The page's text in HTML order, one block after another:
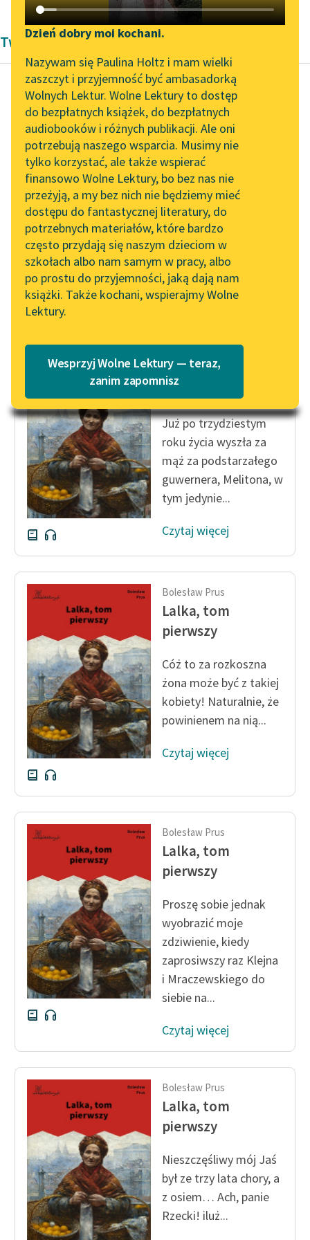
Katalog DAISY
Podkasty o książkach
Zgłoś brak utworu
Aktualności
„Prokurator Alicja Horn”
do słuchania
Byliśmy częścią AI Impact
Lab
Zapraszamy na spotkanie
online z tłumaczkami
literatury skandynawskiej
Spotkanie z Katarzyną
Tunkiel w Oslo
102. lata temu zmarł
Joseph Conrad
Lektury szkolne i klasyka
literatury do słuchania dla
uczennic i uczniów z
niepełnosprawnościami
E-kolekcja lektur
szkolnych i literatury do
słuchania dla uczennic i
uczniów z
niepełnosprawnościami
Feministyczne inspiracje.
skandynawskiej literatury
feministycznej
Ręce pełne poezji
Kolekcje edukacyjne
twórców przechodzących
do domeny publicznej,
lektur szkolnych oraz
Starego Testamentu
Odkurzamy bohaterów
Szkoła Poezji Wolnych
Lektur
Narzędzia
Mapa Wolnych Lektur
Leśmianator
Przewodnik dla piszących i
czytających
API
OAI-PMH
Widget Wolnych Lektur
Przypisy
Katalog w formacie PDF
O nas
O projekcie
Zespół
Zasady wykorzystania
Wolnych Lektur
Logotypy
Regulamin biblioteki
Dane fundacji i
sprawozdania finansowe
Regulamin darowizn
Informacja o treściach
wrażliwych
Deklaracja dostępności
Dzień dobry moi kochani.
Nazywam się Paulina Holtz i mam wielki
zaszczyt i przyjemność być ambasadorką
Wolnych Lektur. Wolne Lektury to dostęp
do bezpłatnych książek, do bezpłatnych
audiobooków i różnych publikacji. Ale oni
potrzebują naszego wsparcia. Musimy nie
tylko korzystać, ale także wspierać
finansowo Wolne Lektury, bo bez nas nie
przeżyją, a my bez nich nie będziemy mieć
dostępu do fantastycznej literatury, do
potrzebnych materiałów, które bardzo
często przydają się naszym dzieciom w
szkołach albo nam samym w pracy, albo
po prostu do przyjemności, jaką dają nam
książki. Także kochani, wspierajmy Wolne
Lektury.
Wesprzyj Wolne Lektury — teraz,
zanim zapomnisz
Twórczość Bolesław Prus
Bolesław Prus
Lalka, tom
pierwszy
— Czy mogę spytać —
rzekła drżącym głosem
— ile panu winien jest
ten pan, który dopiero
co...
Czytaj więcej
Lalka, tom
pierwszy
Już po trzydziestym
roku życia wyszła za
mąż za podstarzałego
guwernera, Melitona, w
tym jedynie...
Czytaj więcej
Bolesław Prus
Lalka, tom
pierwszy
Cóż to za rozkoszna
żona może być z takiej
kobiety! Naturalnie, że
powinienem na nią...
Czytaj więcej
Bolesław Prus
Lalka, tom
pierwszy
Proszę sobie jednak
wyobrazić moje
zdziwienie, kiedy
zaprosiwszy raz Klejna
i Mraczewskiego do
siebie na...
Czytaj więcej
Bolesław Prus
Lalka, tom
pierwszy
Nieszczęśliwy mój Jaś
był ze trzy lata chory, a
z osiem… Ach, panie
Rzecki! iluż...